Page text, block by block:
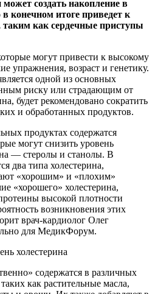
создать накопление в
конечном итоге приведет к
таким как сердечные приступы
могут привести к высокому
упражнения, возраст и генетику.
одной из основных
риску или страдающим от
будет рекомендовано сократить
и обработанных продуктов.
продуктах содержатся
могут снизить уровень
— стеролы и станолы. В
два типа холестерина,
«хорошим» и «плохим»
«хорошего» холестерина,
высокой плотности
возникновения этих
врач-кардиолог Олег
для МедикФорум.
холестерина
содержатся в различных
как растительные масла,